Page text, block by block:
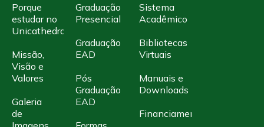
Porque
estudar no
Unicathedral
Missão,
Visão e
Valores
Galeria
de
Graduação
Presencial
Graduação
EAD
Pós
Graduação
EAD
Sistema
Acadêmico
Bibliotecas
Virtuais
Manuais e
Downloads
Financiamento